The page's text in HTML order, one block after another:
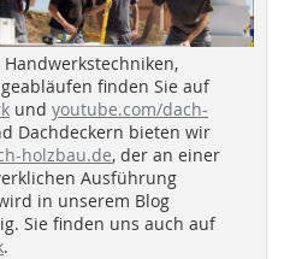
Handwerkstechniken,
finden Sie auf
und youtube.com/dach-
Dachdeckern bieten wir
holzbau.de, der an einer
Ausführung
in unserem Blog
Sie finden uns auch auf
.